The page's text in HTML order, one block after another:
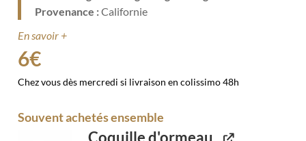
Provenance :Californie
En savoir +
6€
Chez vous dès mercredi si livraison en colissimo 48h
Souvent achetés ensemble